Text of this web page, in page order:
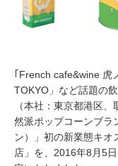
｢French cafe&wine 虎
TOKYO」など話題の
（本社：東京都港区
然派ポップコーンブラ
ン）」初の新業態キ
店」を、2016年8月5